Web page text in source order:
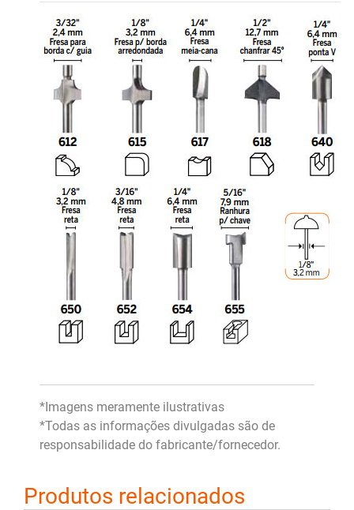
*Imagens meramente ilustrativas
*Todas as informações divulgadas são de
responsabilidade do fabricante/fornecedor.
Produtos relacionados